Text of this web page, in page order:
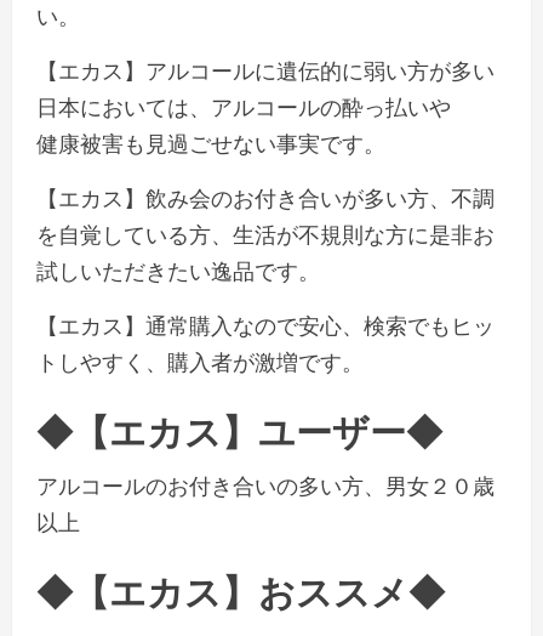
い。
【エカス】アルコールに遺伝的に弱い方が多い
日本においては、アルコールの酔っ払いや
健康被害も見過ごせない事実です。
【エカス】飲み会のお付き合いが多い方、不調
を自覚している方、生活が不規則な方に是非お
試しいただきたい逸品です。
【エカス】通常購入なので安心、検索でもヒッ
トしやすく、購入者が激増です。
◆【エカス】ユーザー◆
アルコールのお付き合いの多い方、男女２０歳
以上
◆【エカス】おススメ◆